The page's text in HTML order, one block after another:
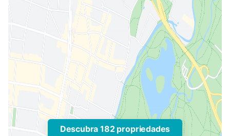
Descubra 182 propriedades